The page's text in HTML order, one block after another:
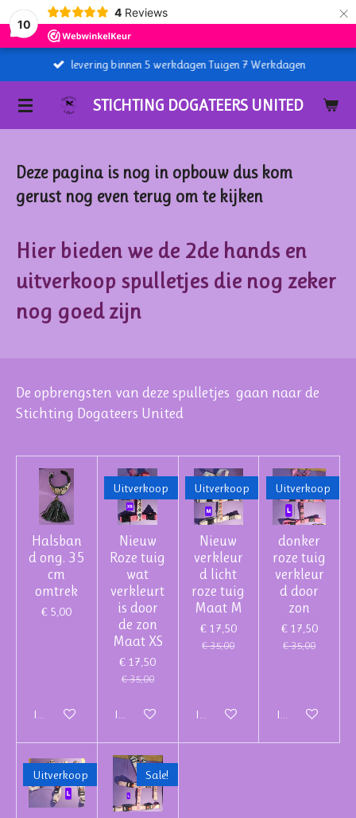
10
4 Reviews ×
STICHTING DOGATEERS UNITED
levering binnen 5 werkdagen Tuigen 7 Werkdagen
Deze pagina is nog in opbouw dus kom
gerust nog even terug om te kijken
Hier bieden we de 2de hands en
uitverkoop spulletjes die nog zeker
nog goed zijn
De opbrengsten van deze spulletjes gaan naar de
Stichting Dogateers United
Halsban
d ong. 35
cm
omtrek
€ 5,00
In winkelwagen
Uitverkoop
Nieuw
Roze tuig
wat
verkleurt
is door
de zon
Maat XS
€ 17,50
€ 35,00
In winkelwagen
Uitverkoop
Nieuw
verkleur
d licht
roze tuig
Maat M
€ 17,50
€ 35,00
In winkelwagen
Uitverkoop
donker
roze tuig
verkleur
d door
zon
€ 17,50
€ 35,00
In winkelwagen
Uitverkoop Sale!